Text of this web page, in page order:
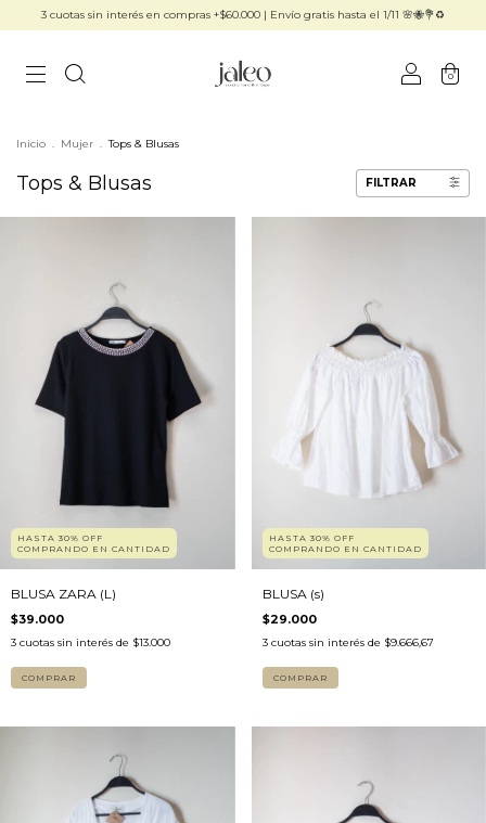
3 cuotas sin interés en compras +$60.000 | Envío gratis hasta el 1/11 🌸🐝💐♻️
0
Inicio . Mujer . Tops & Blusas
Tops & Blusas FILTRAR
HASTA 30% OFF
COMPRANDO EN CANTIDAD
BLUSA ZARA (L)
$39.000
3 cuotas sin interés de $13.000
COMPRAR
HASTA 30% OFF
COMPRANDO EN CANTIDAD
BLUSA (s)
$29.000
3 cuotas sin interés de $9.666,67
COMPRAR